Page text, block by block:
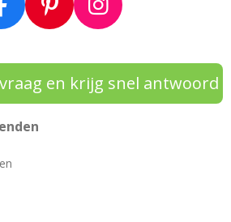
F
a
c
e
b
o
k
P
i
n
t
e
I
n
s
t
a
en krijg snel antwoord